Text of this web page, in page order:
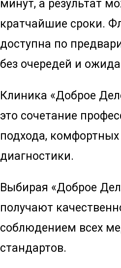
минут, а результат
кратчайшие сроки.
доступна по
без очередей и
Клиника «Доброе
это сочетание
подхода,
диагностики.
Выбирая «Доброе
получают
соблюдением всех
стандартов.